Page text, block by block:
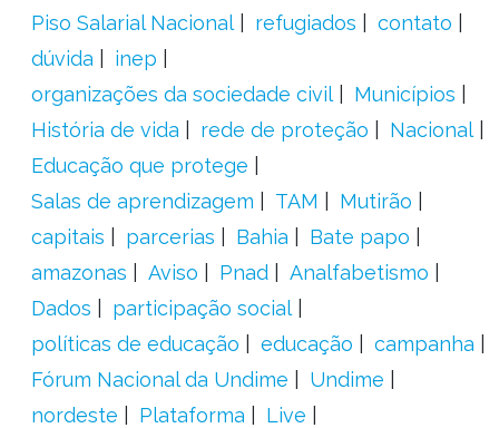
Piso Salarial Nacional
refugiados
contato
dúvida
inep
organizações da sociedade civil
Municípios
História de vida
rede de proteção
Nacional
Educação que protege
Salas de aprendizagem
TAM
Mutirão
capitais
parcerias Bahia
Bate papo
amazonas
Aviso Pnad
Analfabetismo
Dados
participação social
políticas de educação
educação
campanha
Fórum Nacional da Undime
Undime
nordeste
Plataforma
Live